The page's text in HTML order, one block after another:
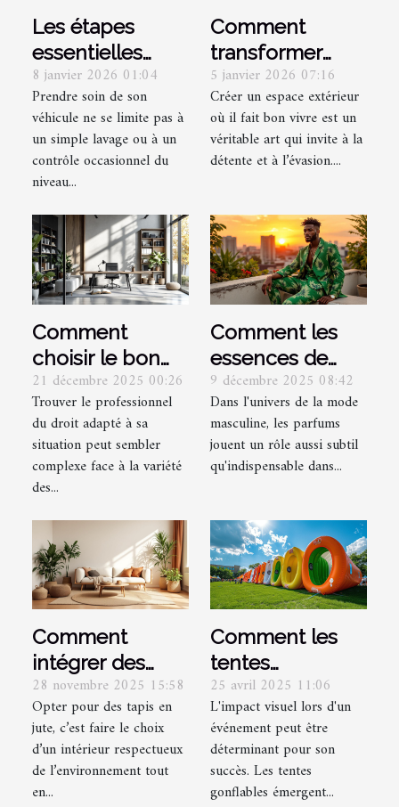
Les étapes
essentielles
pour un
entretien auto
réussi
8 janvier 2026 01:04
Prendre soin de son
véhicule ne se limite pas à
un simple lavage ou à un
contrôle occasionnel du
niveau...
Comment
transformer
votre espace
extérieur en un
havre de paix ?
5 janvier 2026 07:16
Créer un espace extérieur
où il fait bon vivre est un
véritable art qui invite à la
détente et à l’évasion....
Comment
choisir le bon
spécialiste
juridique selon
vos besoins ?
21 décembre 2025 00:26
Trouver le professionnel
du droit adapté à sa
situation peut sembler
complexe face à la variété
des...
Comment les
essences de
parfum vertes
influencent-
elles la mode
masculine ?
9 décembre 2025 08:42
Dans l'univers de la mode
masculine, les parfums
jouent un rôle aussi subtil
qu'indispensable dans...
Comment
intégrer des
tapis en jute
pour un
intérieur
écologique ?
28 novembre 2025 15:58
Opter pour des tapis en
jute, c’est faire le choix
d’un intérieur respectueux
de l’environnement tout
en...
Comment les
tentes
gonflables
renforcent la
visibilité lors
d'événements
25 avril 2025 11:06
L'impact visuel lors d'un
événement peut être
déterminant pour son
succès. Les tentes
gonflables émergent...